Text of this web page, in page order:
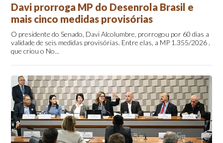
Davi prorroga MP do Desenrola Brasil e
mais cinco medidas provisórias
O presidente do Senado, Davi Alcolumbre, prorrogou por 60 dias a
validade de seis medidas provisórias. Entre elas, a MP 1.355/2026 ,
que criou o No...